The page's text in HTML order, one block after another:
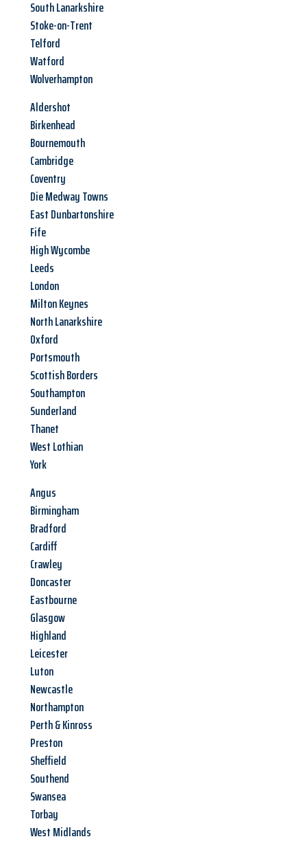
South Lanarkshire
Stoke-on-Trent
Telford
Watford
Wolverhampton
Aldershot
Birkenhead
Bournemouth
Cambridge
Coventry
Die Medway Towns
East Dunbartonshire
Fife
High Wycombe
Leeds
London
Milton Keynes
North Lanarkshire
Oxford
Portsmouth
Scottish Borders
Southampton
Sunderland
Thanet
West Lothian
York
Angus
Birmingham
Bradford
Cardiff
Crawley
Doncaster
Eastbourne
Glasgow
Highland
Leicester
Luton
Newcastle
Northampton
Perth & Kinross
Preston
Sheffield
Southend
Swansea
Torbay
West Midlands